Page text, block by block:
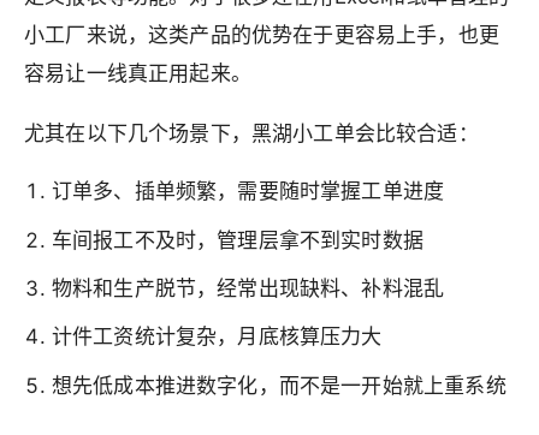
小工厂来说，这类产品的优势在于更容易上手，也更
容易让一线真正用起来。
尤其在以下几个场景下，黑湖小工单会比较合适：
订单多、插单频繁，需要随时掌握工单进度
车间报工不及时，管理层拿不到实时数据
物料和生产脱节，经常出现缺料、补料混乱
计件工资统计复杂，月底核算压力大
想先低成本推进数字化，而不是一开始就上重系统